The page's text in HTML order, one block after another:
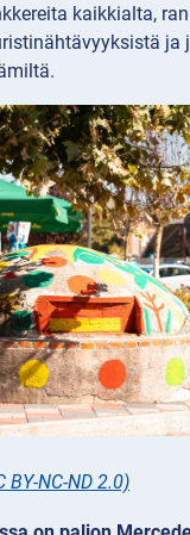
kaikkialta,
ja
BY-NC-ND 2.0)